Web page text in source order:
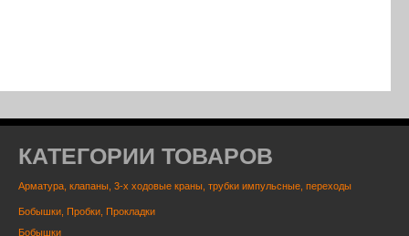
КАТЕГОРИИ ТОВАРОВ
Арматура, клапаны, 3-х ходовые краны, трубки импульсные, переходы
Бобышки, Пробки, Прокладки
Бобышки